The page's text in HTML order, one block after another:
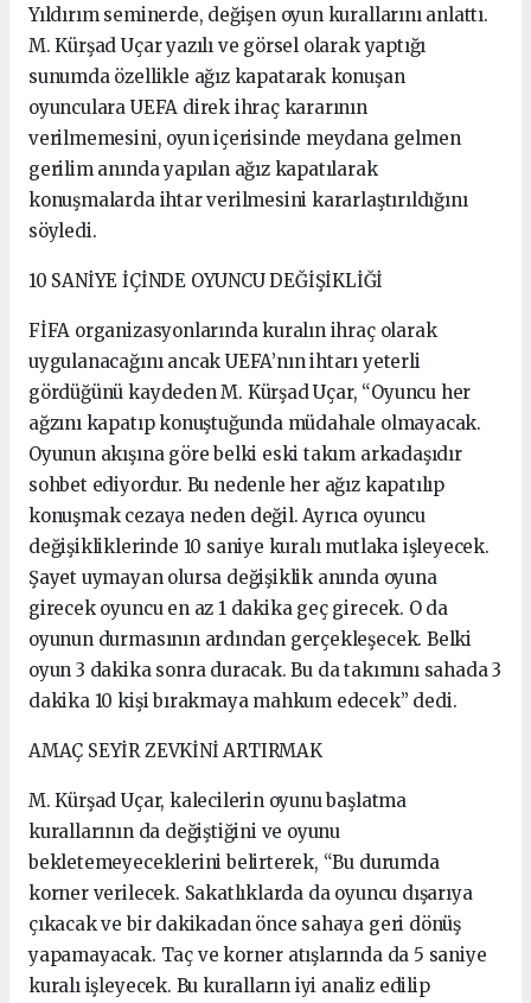
Yıldırım seminerde, değişen oyun kurallarını anlattı.
M. Kürşad Uçar yazılı ve görsel olarak yaptığı
sunumda özellikle ağız kapatarak konuşan
oyunculara UEFA direk ihraç kararının
verilmemesini, oyun içerisinde meydana gelmen
gerilim anında yapılan ağız kapatılarak
konuşmalarda ihtar verilmesini kararlaştırıldığını
söyledi.
10 SANİYE İÇİNDE OYUNCU DEĞİŞİKLİĞİ
FİFA organizasyonlarında kuralın ihraç olarak
uygulanacağını ancak UEFA’nın ihtarı yeterli
gördüğünü kaydeden M. Kürşad Uçar, “Oyuncu her
ağzını kapatıp konuştuğunda müdahale olmayacak.
Oyunun akışına göre belki eski takım arkadaşıdır
sohbet ediyordur. Bu nedenle her ağız kapatılıp
konuşmak cezaya neden değil. Ayrıca oyuncu
değişikliklerinde 10 saniye kuralı mutlaka işleyecek.
Şayet uymayan olursa değişiklik anında oyuna
girecek oyuncu en az 1 dakika geç girecek. O da
oyunun durmasının ardından gerçekleşecek. Belki
oyun 3 dakika sonra duracak. Bu da takımını sahada 3
dakika 10 kişi bırakmaya mahkum edecek” dedi.
AMAÇ SEYİR ZEVKİNİ ARTIRMAK
M. Kürşad Uçar, kalecilerin oyunu başlatma
kurallarının da değiştiğini ve oyunu
bekletemeyeceklerini belirterek, “Bu durumda
korner verilecek. Sakatlıklarda da oyuncu dışarıya
çıkacak ve bir dakikadan önce sahaya geri dönüş
yapamayacak. Taç ve korner atışlarında da 5 saniye
kuralı işleyecek. Bu kuralların iyi analiz edilip